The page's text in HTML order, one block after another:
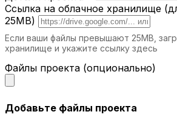
СПА и велнес-центры.
эстетичные шезлонги для
расслабления.
Почему выбирают
Индивидуальное
учетом ваших потребностей.
Современные технологии.
Ссылка на облачное хранилище
25MB)
Если ваши файлы превышают 25MB,
хранилище и укажите ссылку здесь
Файлы проекта (опционально)
Добавьте файлы проекта